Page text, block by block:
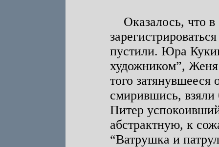
Оказалось, что в
пустили. Юра
художником”,
того затянувшееся
смирившись, взяли
Питер
абстрактную, к
“Ватрушка и